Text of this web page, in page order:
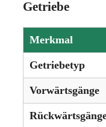
Getriebe
Merkmal
Getriebetyp
Vorwärtsgänge